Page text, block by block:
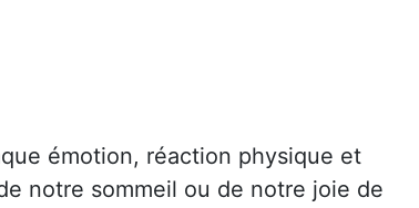
émotion, réaction physique et
notre sommeil ou de notre joie de